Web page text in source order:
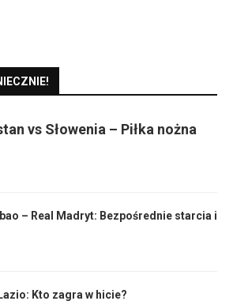
vs Słowenia – Piłka nożna
– Real Madryt: Bezpośrednie starcia i
Kto zagra w hicie?